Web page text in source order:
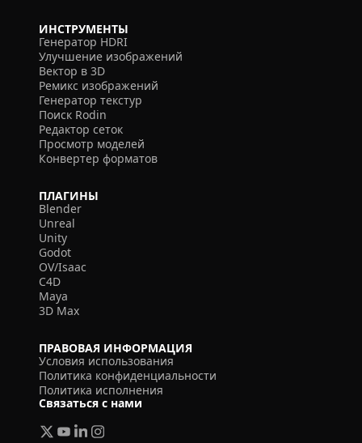
ИНСТРУМЕНТЫ
Генератор HDRI
Улучшение изображений
Вектор в 3D
Ремикс изображений
Генератор текстур
Поиск Rodin
Редактор сеток
Просмотр моделей
Конвертер форматов
ПЛАГИНЫ
Blender
Unreal
Unity
Godot
OV/Isaac
C4D
Maya
3D Max
ПРАВОВАЯ ИНФОРМАЦИЯ
Условия использования
Политика конфиденциальности
Политика исполнения
Связаться с нами